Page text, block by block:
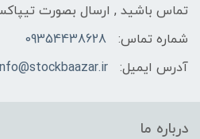
تماس باشید , ارسال بصورت
شماره تماس:
09354438628
آدرس ایمیل:
درباره ما